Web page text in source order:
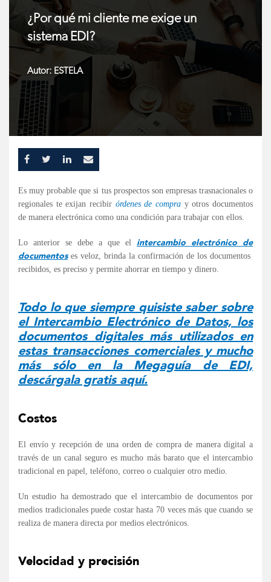
¿Por qué mi cliente me exige un
sistema EDI?
Autor: ESTELA
Es muy probable que si tus prospectos son empresas trasnacionales o
regionales te exijan recibir órdenes de compra y otros documentos
de manera electrónica como una condición para trabajar con ellos.
Lo anterior se debe a que el intercambio electrónico de
documentoses veloz, brinda la confirmación de los documentos
recibidos, es preciso y permite ahorrar en tiempo y dinero.
Todo lo que siempre quisiste saber sobre
el Intercambio Electrónico de Datos, los
documentos digitales más utilizados en
estas transacciones comerciales y mucho
más sólo en la Megaguía de EDI,
descárgala gratis aquí.
Costos
El envío y recepción de una orden de compra de manera digital a
través de un canal seguro es mucho más barato que el intercambio
tradicional en papel, teléfono, correo o cualquier otro medio.
Un estudio ha demostrado que el intercambio de documentos por
medios tradicionales puede costar hasta 70 veces más que cuando se
realiza de manera directa por medios electrónicos.
Velocidad y precisión